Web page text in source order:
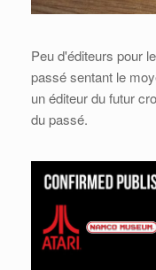
Peu d'éditeurs pour
passé sentant le
un éditeur du futur
du passé.